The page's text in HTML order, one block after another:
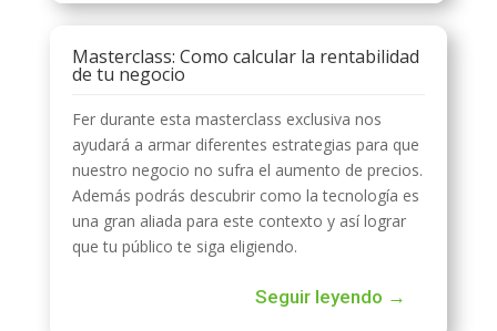
Masterclass: Como calcular la rentabilidad
de tu negocio
Fer durante esta masterclass exclusiva nos
ayudará a armar diferentes estrategias para que
nuestro negocio no sufra el aumento de precios.
Además podrás descubrir como la tecnología es
una gran aliada para este contexto y así lograr
que tu público te siga eligiendo.
Seguir leyendo →